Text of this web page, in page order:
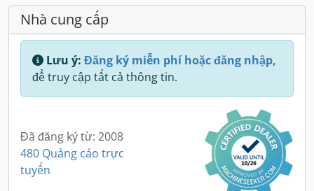
Nhà cung cấp
Lưu ý: Đăng ký miễn phí hoặc đăng nhập,
để truy cập tất cả thông tin.
Đã đăng ký từ: 2008
480 Quảng cáo trực
tuyến